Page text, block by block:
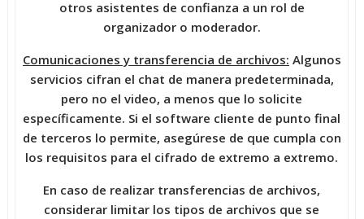
otros asistentes de confianza a un rol de
organizador o moderador.
Comunicaciones y transferencia de archivos: Algunos
servicios cifran el chat de manera predeterminada,
pero no el video, a menos que lo solicite
específicamente. Si el software cliente de punto final
de terceros lo permite, asegúrese de que cumpla con
los requisitos para el cifrado de extremo a extremo.
En caso de realizar transferencias de archivos,
considerar limitar los tipos de archivos que se